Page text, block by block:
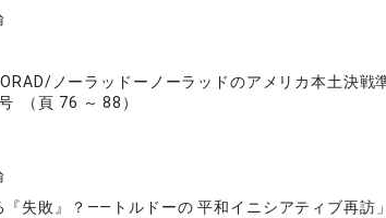
ノーラッドーノーラッドのアメリカ本土決戦
（頁 76 ～ 88）
失敗』？――トルドーの 平和イニシアティブ再訪」